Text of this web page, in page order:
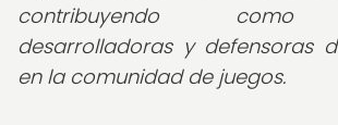
contribuyendo como
desarrolladoras y defensoras
en la comunidad de juegos.